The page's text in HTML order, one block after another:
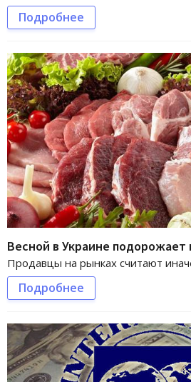
Подробнее
Весной в Украине подорожает
Продавцы на рынках считают
Подробнее